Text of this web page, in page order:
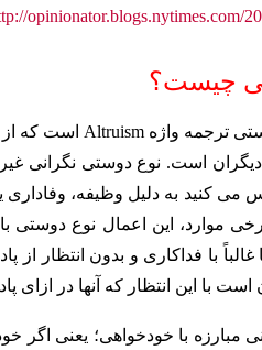
opinionator.blogs.nytimes.com/
چیست؟
است. نوع دوستی نگرانی غیر
می کنید به دلیل وظیفه، وفاداری
موارد، این اعمال نوع دوستی
غالباً با فداکاری و بدون
با این انتظار که آنها در ازای
مبارزه با خودخواهی؛ یعنی اگر